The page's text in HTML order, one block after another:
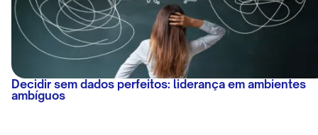
Decidir sem dados perfeitos: liderança em ambientes
ambíguos